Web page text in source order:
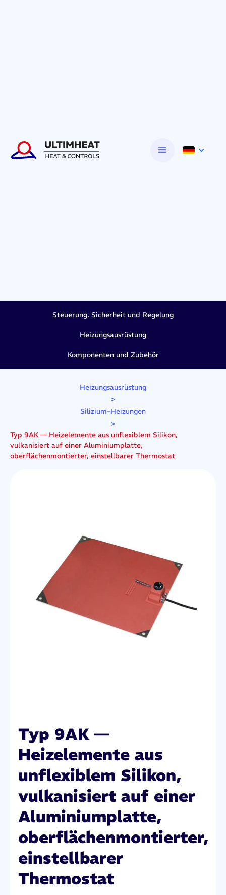
Steuerung, Sicherheit und Regelung
Heizungsausrüstung
Komponenten und Zubehör
Heizungsausrüstung
>
Silizium-Heizungen
>
Typ 9AK — Heizelemente aus unflexiblem Silikon,
vulkanisiert auf einer Aluminiumplatte,
oberflächenmontierter, einstellbarer Thermostat
Typ 9AK —
Heizelemente aus
unflexiblem Silikon,
vulkanisiert auf einer
Aluminiumplatte,
oberflächenmontierter,
einstellbarer
Thermostat